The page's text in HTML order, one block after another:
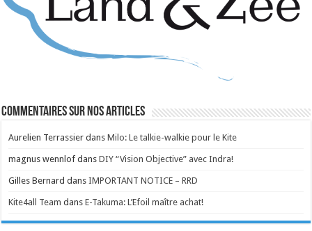
Commentaires sur nos articles
Aurelien Terrassier dansMilo: Le talkie-walkie pour le Kite
magnus wennlof dansDIY “Vision Objective” avec Indra!
Gilles Bernard dansIMPORTANT NOTICE – RRD
Kite4all Team dansE-Takuma: L’Efoil maître achat!